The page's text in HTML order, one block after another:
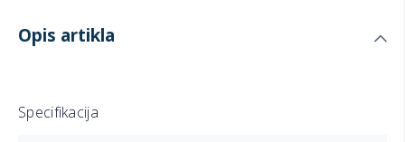
Opis artikla
Specifikacija